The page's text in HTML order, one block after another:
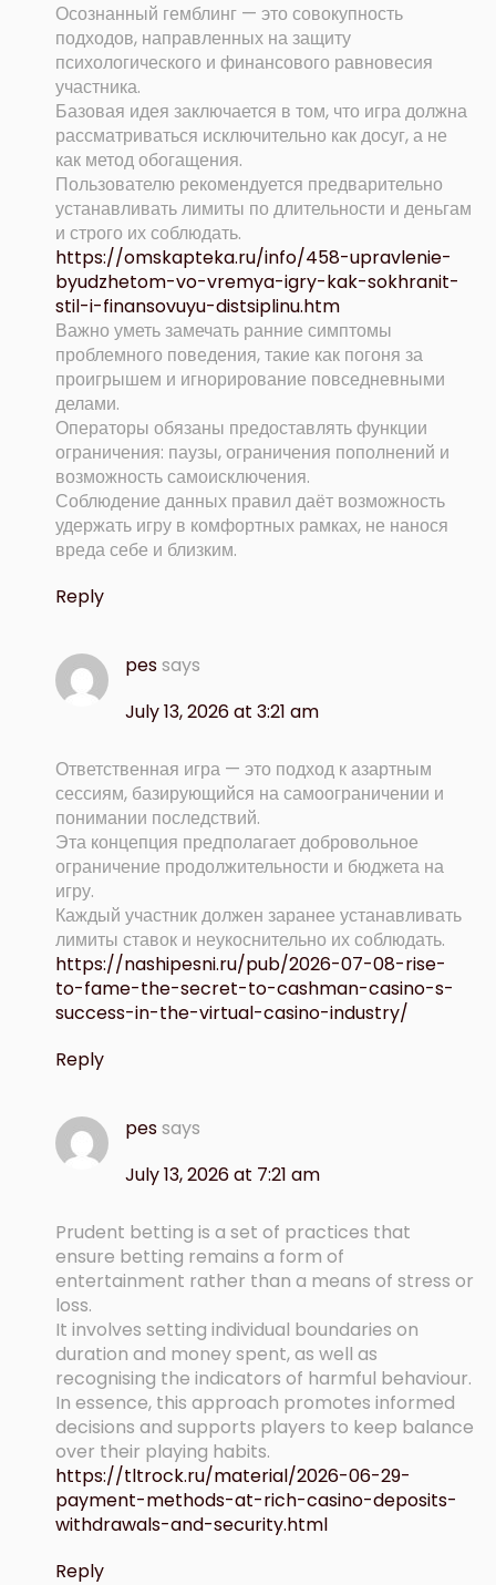
Осознанный гемблинг — это совокупность
подходов, направленных на защиту
психологического и финансового равновесия
участника.
Базовая идея заключается в том, что игра должна
рассматриваться исключительно как досуг, а не
как метод обогащения.
Пользователю рекомендуется предварительно
устанавливать лимиты по длительности и деньгам
и строго их соблюдать.
https://omskapteka.ru/info/458-upravlenie-
byudzhetom-vo-vremya-igry-kak-sokhranit-
stil-i-finansovuyu-distsiplinu.htm
Важно уметь замечать ранние симптомы
проблемного поведения, такие как погоня за
проигрышем и игнорирование повседневными
делами.
Операторы обязаны предоставлять функции
ограничения: паузы, ограничения пополнений и
возможность самоисключения.
Соблюдение данных правил даёт возможность
удержать игру в комфортных рамках, не нанося
вреда себе и близким.
Reply
pessays
July 13, 2026 at 3:21 am
Ответственная игра — это подход к азартным
сессиям, базирующийся на самоограничении и
понимании последствий.
Эта концепция предполагает добровольное
ограничение продолжительности и бюджета на
игру.
Каждый участник должен заранее устанавливать
лимиты ставок и неукоснительно их соблюдать.
https://nashipesni.ru/pub/2026-07-08-rise-
to-fame-the-secret-to-cashman-casino-s-
success-in-the-virtual-casino-industry/
Reply
pessays
July 13, 2026 at 7:21 am
Prudent betting is a set of practices that
ensure betting remains a form of
entertainment rather than a means of stress or
loss.
It involves setting individual boundaries on
duration and money spent, as well as
recognising the indicators of harmful behaviour.
In essence, this approach promotes informed
decisions and supports players to keep balance
over their playing habits.
https://tltrock.ru/material/2026-06-29-
payment-methods-at-rich-casino-deposits-
withdrawals-and-security.html
Reply